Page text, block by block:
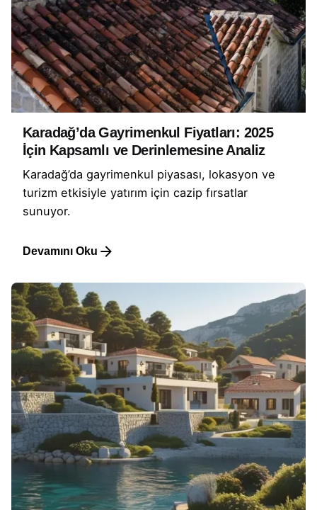
Karadağ’da Gayrimenkul Fiyatları: 2025
İçin Kapsamlı ve Derinlemesine Analiz
Karadağ’da gayrimenkul piyasası, lokasyon ve
turizm etkisiyle yatırım için cazip fırsatlar
sunuyor.
Devamını Oku